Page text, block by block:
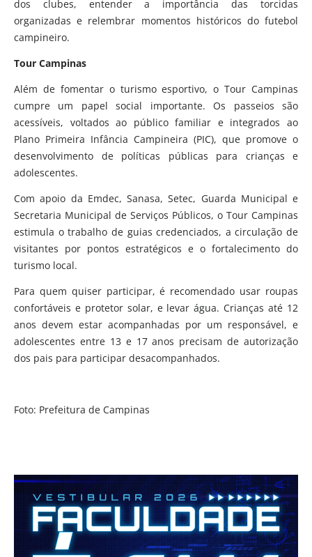
dos clubes, entender a importância das torcidas
organizadas e relembrar momentos históricos do futebol
campineiro.
Tour Campinas
Além de fomentar o turismo esportivo, o Tour Campinas
cumpre um papel social importante. Os passeios são
acessíveis, voltados ao público familiar e integrados ao
Plano Primeira Infância Campineira (PIC), que promove o
desenvolvimento de políticas públicas para crianças e
adolescentes.
Com apoio da Emdec, Sanasa, Setec, Guarda Municipal e
Secretaria Municipal de Serviços Públicos, o Tour Campinas
estimula o trabalho de guias credenciados, a circulação de
visitantes por pontos estratégicos e o fortalecimento do
turismo local.
Para quem quiser participar, é recomendado usar roupas
confortáveis e protetor solar, e levar água. Crianças até 12
anos devem estar acompanhadas por um responsável, e
adolescentes entre 13 e 17 anos precisam de autorização
dos pais para participar desacompanhados.
Foto: Prefeitura de Campinas